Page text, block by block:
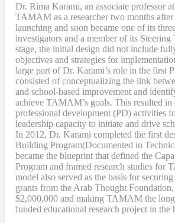
Dr. Rima Karami, an associate professor
TAMAM as a researcher two months
launching and soon became one of its
investigators and a member of its Steering
stage, the initial design did not include
objectives and strategies for
large part of Dr. Karami’s role in the first
consisted of conceptualizing the link
and school-based improvement and
achieve TAMAM’s goals. This resulted in
professional development (PD) activities
leadership capacity to initiate and drive
In 2012, Dr. Karami completed the first
Building Program(Documented in
became the blueprint that defined the
Program and framed research studies for
model also served as the basis for
grants from the Arab Thought Foundation,
$2,000,000 and making TAMAM the
funded educational research project in